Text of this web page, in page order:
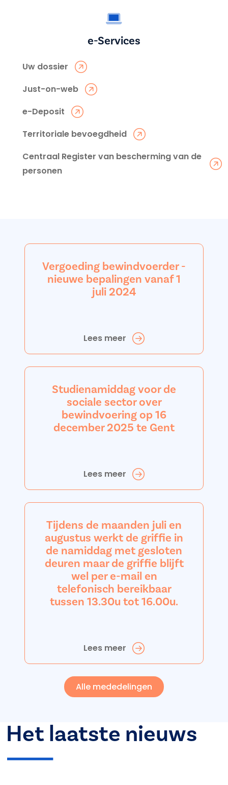
e-Services
Uw dossier
Just-on-web
e-Deposit
Territoriale bevoegdheid
Centraal Register van bescherming van de
personen
Vergoeding bewindvoerder -
nieuwe bepalingen vanaf 1
juli 2024
Lees meer
Studienamiddag voor de
sociale sector over
bewindvoering op 16
december 2025 te Gent
Lees meer
Tijdens de maanden juli en
augustus werkt de griffie in
de namiddag met gesloten
deuren maar de griffie blijft
wel per e-mail en
telefonisch bereikbaar
tussen 13.30u tot 16.00u.
Lees meer
Alle mededelingen
Het laatste nieuws